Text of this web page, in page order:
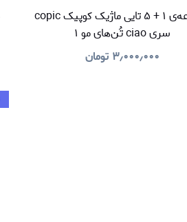
مجموعه‌ی ۱ + ۵ تایی ماژیک کوپیک copic
سری ciao تُن‌های مو ۱
۳٫۰۰۰٫۰۰۰ تومان